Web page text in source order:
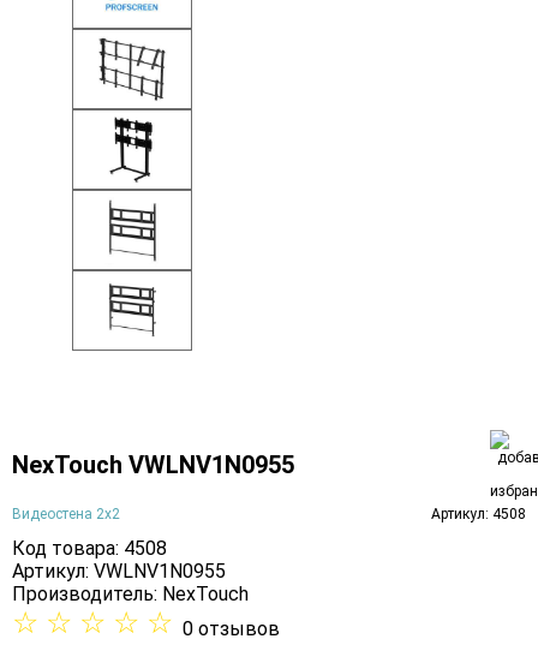
NexTouch VWLNV1N0955
Видеостена 2x2 Артикул: 4508
Код товара: 4508
Артикул: VWLNV1N0955
Производитель: NexTouch
☆ ☆ ☆ ☆ ☆ 0 отзывов